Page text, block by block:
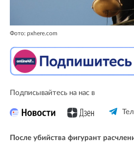
Фото: pxhere.com
Подписывайтесь на нас в
После убийства фигурант